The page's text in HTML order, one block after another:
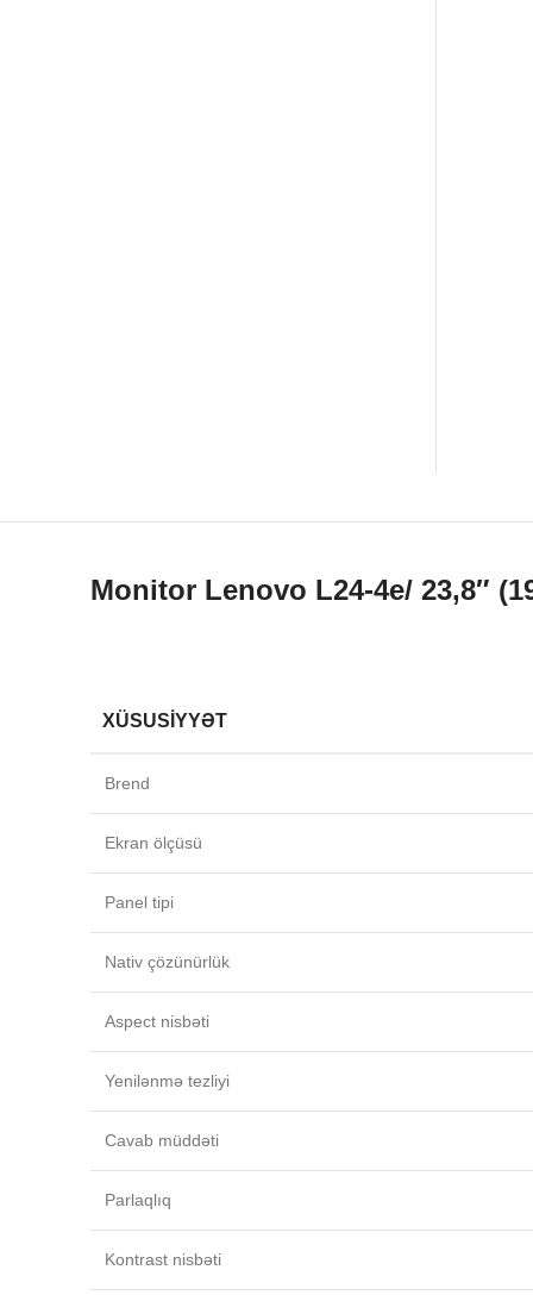
Monitor Lenovo L24-4e/ 23,8″
XÜSUSIYYƏT
Brend
Ekran ölçüsü
Panel tipi
Nativ çözünürlük
Aspect nisbəti
Yenilənmə tezliyi
Cavab müddəti
Parlaqlıq
Kontrast nisbəti